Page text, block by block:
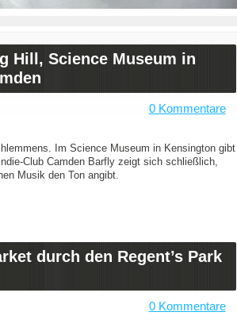
Hill, Science Museum in
0 Kommentare
Im Science Museum in Kensington gibt
Club Camden Barfly zeigt sich schließlich,
Musik den Ton angibt.
durch den Regent’s Park
0 Kommentare